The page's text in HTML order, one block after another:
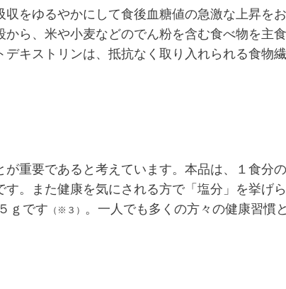
をゆるやかにして食後血糖値の急激な上昇を
ら、米や小麦などのでん粉を含む食べ物を主
キストリンは、抵抗なく取り入れられる食物
重要であると考えています。本品は、１食分
。また健康を気にされる方で「塩分」を挙げ
ｇです （※３）
。一人でも多くの方々の健康習慣